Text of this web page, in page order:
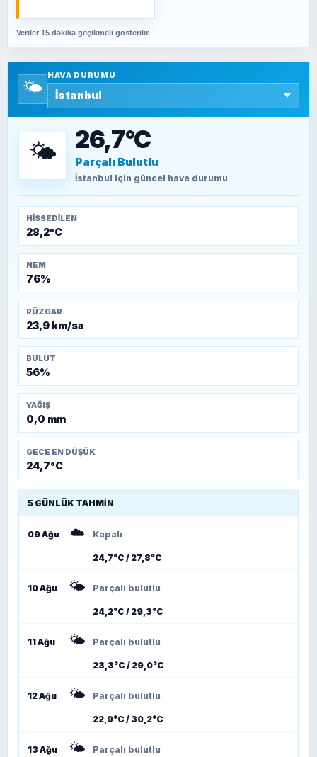
SAVAŞ ŞAHİN
SEYFULLAH ÇİÇEK
TEOMAN ALPASLAN
Kütahya-Eskişehir Muharebeleri (10-24
Veriler 15 dakika geçikmeli gösterilir.
🌤️
HAVA DURUMU
🌤️ 26,7°C
Parçalı Bulutlu
İstanbul için güncel hava durumu
HISSEDILEN
28,2°C
NEM
76%
RÜZGAR
23,9 km/sa
BULUT
56%
YAĞIŞ
0,0 mm
GECE EN DÜŞÜK
24,7°C
5 GÜNLÜK TAHMIN
09 Ağu ☁️ Kapalı
24,7°C / 27,8°C
10 Ağu 🌤️ Parçalı bulutlu
24,2°C / 29,3°C
11 Ağu 🌤️ Parçalı bulutlu
23,3°C / 29,0°C
12 Ağu 🌤️ Parçalı bulutlu
22,9°C / 30,2°C
13 Ağu 🌤️ Parçalı bulutlu